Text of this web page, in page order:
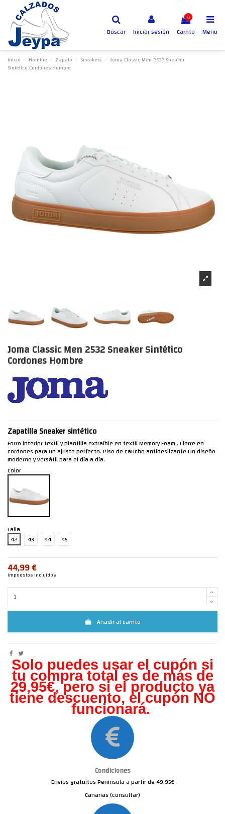
Buscar Iniciar sesión
0
Carrito Menu
Inicio Hombre Zapato Sneakers
Joma Classic Men 2532 Sneaker
Sintético Cordones Hombre
Joma Classic Men 2532 Sneaker Sintético
Cordones Hombre
Zapatilla Sneaker sintético
Forro interior textil y plantilla extraíble en textil Memory Foam . Cierre en
cordones para un ajuste perfecto. Piso de caucho antideslizante.Un diseño
moderno y versátil para el día a día.
Color
Talla
42
43 44 45
44,99 €
Impuestos incluidos
Añadir al carrito
Solo puedes usar el cupón si
tu compra total es de más de
29,95€, pero si el producto ya
tiene descuento, el cupón NO
funcionará.
Condiciones
Envíos gratuitos Península a partir de 49.95€
Canarias (consultar)